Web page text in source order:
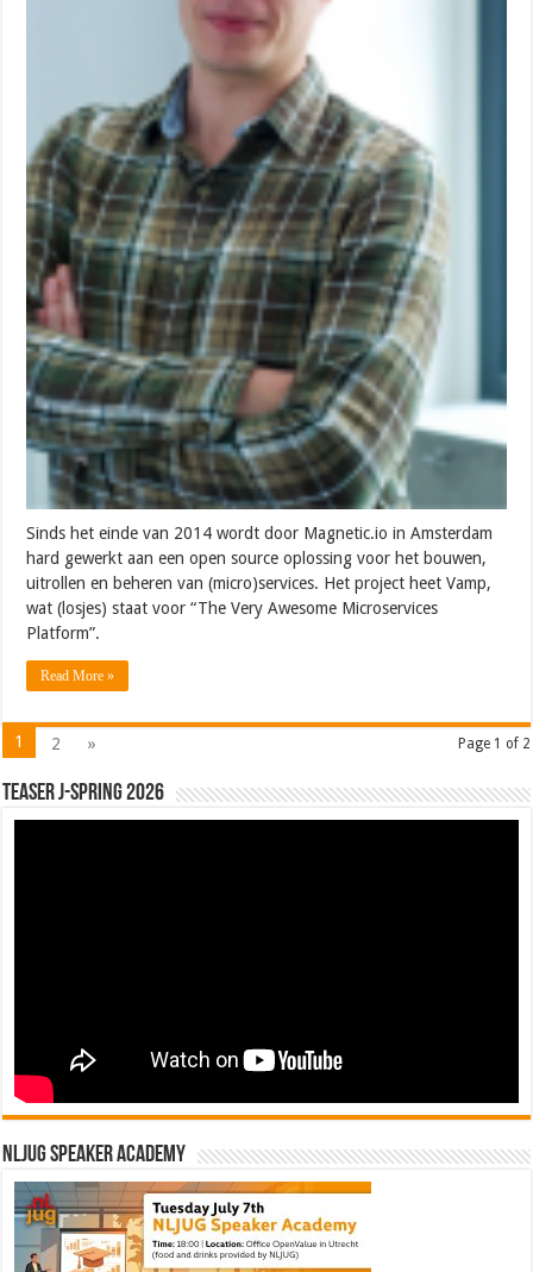
Sinds het einde van 2014 wordt door Magnetic.io in Amsterdam
hard gewerkt aan een open source oplossing voor het bouwen,
uitrollen en beheren van (micro)services. Het project heet Vamp,
wat (losjes) staat voor “The Very Awesome Microservices
Platform”.
Read More »
Page 1 of 2
1 2 »
Teaser J-Spring 2026
NLJUG Speaker Academy